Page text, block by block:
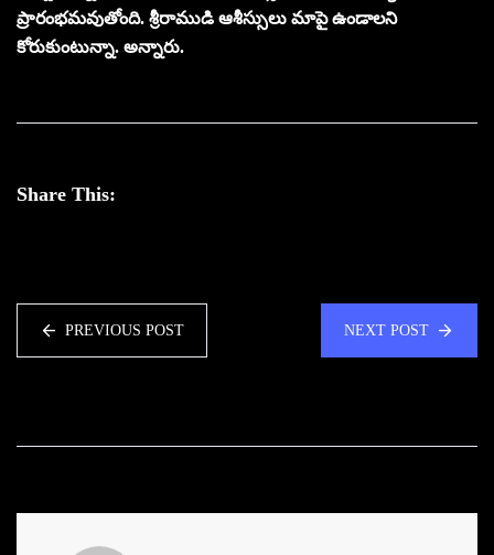
ప్రారంభమవుతోంది. శ్రీరాముడి ఆశీస్సులు మాపై ఉండాలని
కోరుకుంటున్నా. అన్నారు.
Share This:
PREVIOUS POST NEXT POST